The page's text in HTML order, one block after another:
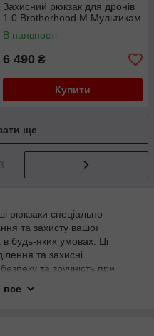
Захисний рюкзак для дронів
1.0 Brotherhood M Мультикам
В наявності
6 490 ₴
Купити
ще
рюкзаки спеціально
та захисту вашої
в будь-яких умовах. Ці
та захисні
та зручність при
все